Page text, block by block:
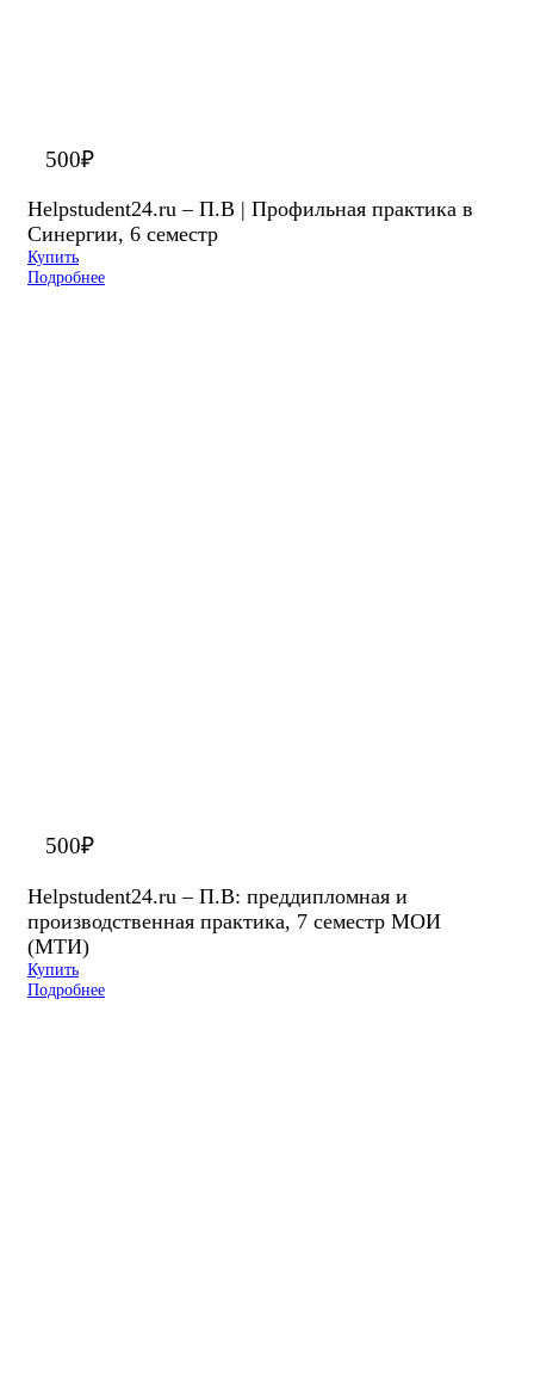
500₽
Helpstudent24.ru – П.В | Профильная практика в
Синергии, 6 семестр
Купить
Подробнее
500₽
Helpstudent24.ru – П.В: преддипломная и
производственная практика, 7 семестр МОИ
(МТИ)
Купить
Подробнее